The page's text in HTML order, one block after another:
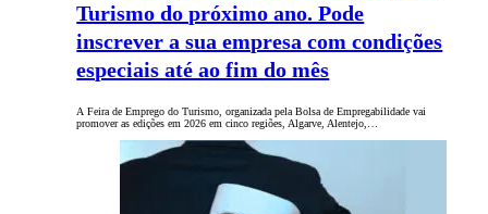
Turismo do próximo ano. Pode
inscrever a sua empresa com condições
especiais até ao fim do mês
A Feira de Emprego do Turismo, organizada pela Bolsa de Empregabilidade vai
promover as edições em 2026 em cinco regiões, Algarve, Alentejo,…